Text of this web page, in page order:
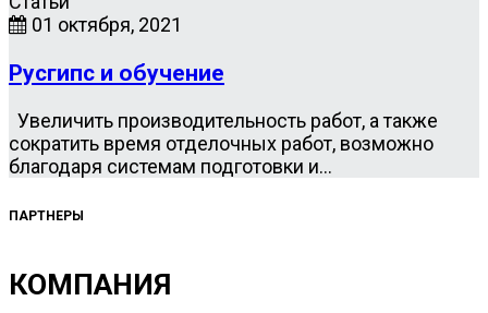
01 октября, 2021
Русгипс и обучение
Увеличить производительность работ, а также
сократить время отделочных работ, возможно
благодаря системам подготовки и…
ПАРТНЕРЫ
КОМПАНИЯ